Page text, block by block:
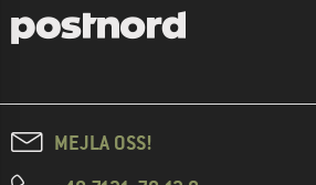
MEJLA OSS!